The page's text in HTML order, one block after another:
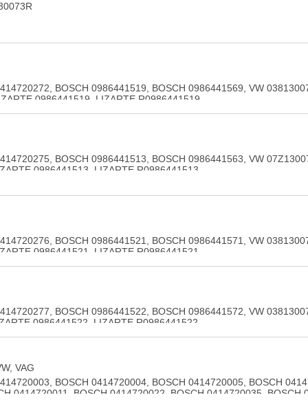
BOSCH 0986441519, BOSCH 0986441569, VW
0986441519, LIZARTE R0986441519
BOSCH 0986441513, BOSCH 0986441563, VW
0986441513, LIZARTE R0986441513
BOSCH 0986441521, BOSCH 0986441571, VW
0986441521, LIZARTE R0986441521
BOSCH 0986441522, BOSCH 0986441572, VW
0986441522, LIZARTE R0986441522
VAG
BOSCH 0414720004, BOSCH 0414720005, BOSCH
0414720011, BOSCH 0414720022, BOSCH 0414720035, BOSCH